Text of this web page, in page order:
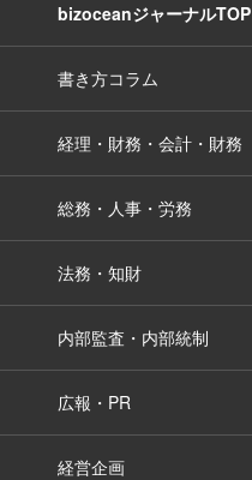
bizoceanジャーナルTOP
書き方コラム
経理・財務・会計・財務
総務・人事・労務
法務・知財
内部監査・内部統制
広報・PR
経営企画